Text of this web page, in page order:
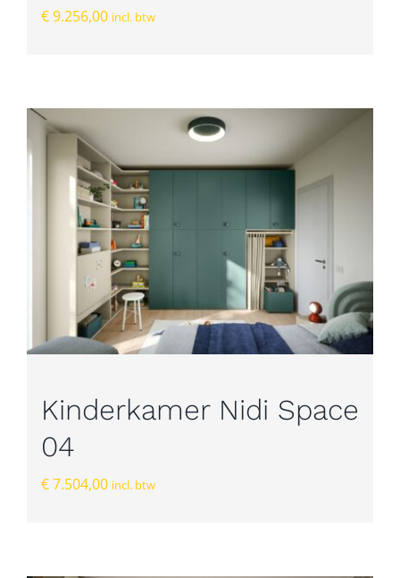
€9.256,00 incl. btw
Kinderkamer Nidi Space
04
€7.504,00 incl. btw